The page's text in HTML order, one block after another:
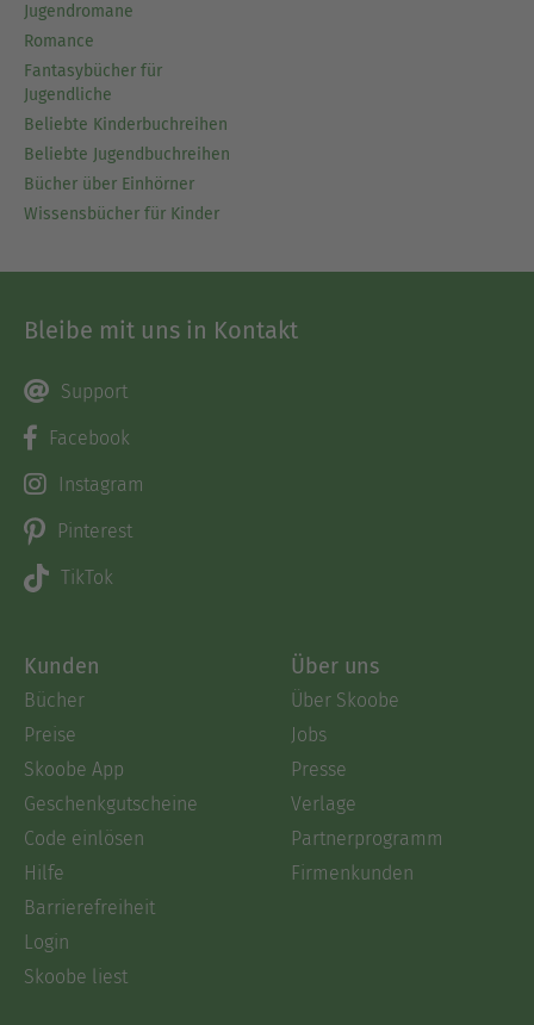
Jugendromane
Romance
Fantasybücher für
Jugendliche
Beliebte Kinderbuchreihen
Beliebte Jugendbuchreihen
Bücher über Einhörner
Wissensbücher für Kinder
Bleibe mit uns in Kontakt
Support
Facebook
Instagram
Pinterest
TikTok
Kunden
Bücher
Preise
Skoobe App
Geschenkgutscheine
Code einlösen
Hilfe
Barrierefreiheit
Login
Skoobe liest
Über uns
Über Skoobe
Jobs
Presse
Verlage
Partnerprogramm
Firmenkunden